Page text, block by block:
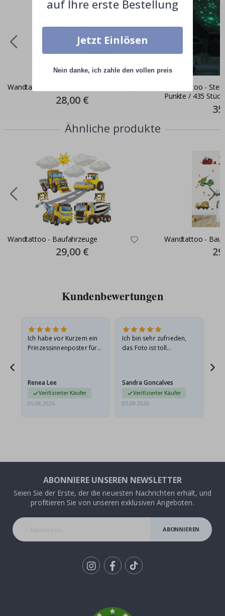
Wandtattoo - Wald und Tiere
Special
Price
28,00 €
Wandtattoo -
Punkte / 435
Ähnliche produkte
Wandtattoo - Baufahrzeuge
Special
Price
29,00 €
Wandtattoo -
Kundenbewertungen
Ich habe vor Kurzem ein
Prinzessinnenposter für
beschädigt…
Renea Lee
Verifizierter Käufer
05.08.2026
Ich bin sehr zufrieden,
das Foto ist toll
außerdem…
Sandra Goncalves
Verifizierter Käufer
05.08.2026
ABONNIERE UNSEREN NEWSLETTER
Seien Sie der Erste, der die neuesten Nachrichten erhält, und
profitieren Sie von unseren exklusiven Angeboten.
ABONNIEREN
auf Ihre erste Bestellung
Jetzt Einlösen
Nein danke, ich zahle den vollen preis